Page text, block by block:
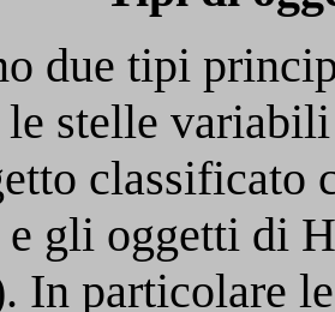
due tipi
le stelle
classificato
e gli oggetti di
In particolare